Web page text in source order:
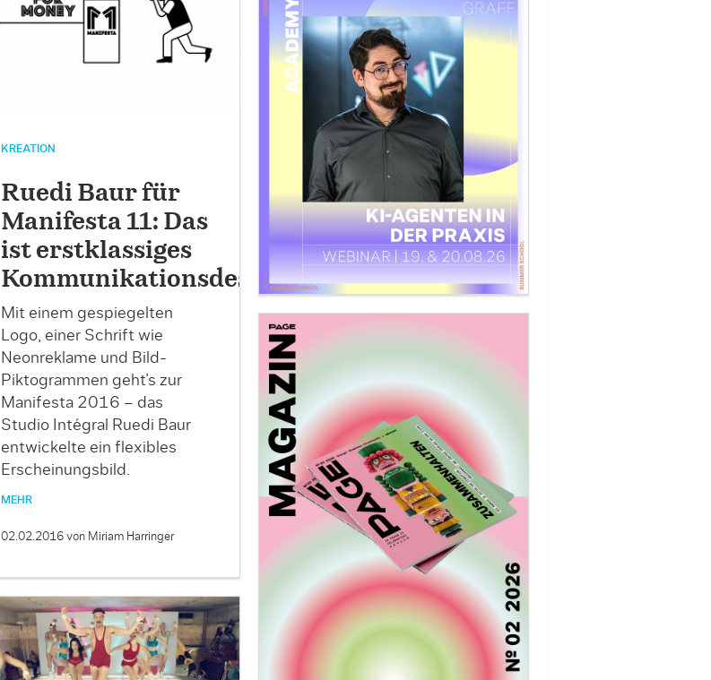
KREATION
Ruedi Baur für
Manifesta 11: Das
ist erstklassiges
Kommunikationsdesign
Mit einem gespiegelten
Logo, einer Schrift wie
Neonreklame und Bild-
Piktogrammen geht’s zur
Manifesta 2016 – das
Studio Intégral Ruedi Baur
entwickelte ein flexibles
Erscheinungsbild.
MEHR
02.02.2016 von Miriam Harringer